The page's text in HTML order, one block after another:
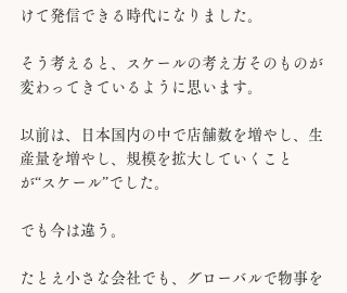
けて発信できる時代になりました。
そう考えると、スケールの考え方そのものが
変わってきているように思います。
以前は、日本国内の中で店舗数を増やし、生
産量を増やし、規模を拡大していくこと
が“スケール”でした。
でも今は違う。
たとえ小さな会社でも、グローバルで物事を